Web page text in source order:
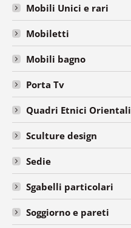
Mobili Unici e rari
Mobiletti
Mobili bagno
Porta Tv
Quadri Etnici Orientali
Sculture design
Sedie
Sgabelli particolari
Soggiorno e pareti